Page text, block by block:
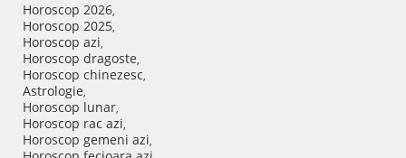
Horoscop 2026,
Horoscop 2025,
Horoscop azi,
Horoscop dragoste,
Horoscop chinezesc,
Astrologie,
Horoscop lunar,
Horoscop rac azi,
Horoscop gemeni azi,